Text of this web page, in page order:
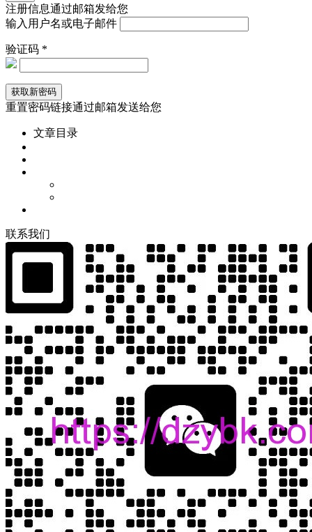
注册信息通过邮箱发给您
输入用户名或电子邮件
验证码 *
重置密码链接通过邮箱发送给您
文章目录
联系我们